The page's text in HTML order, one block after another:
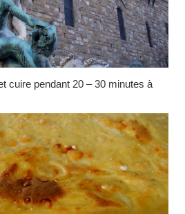
cuire pendant 20 – 30 minutes à